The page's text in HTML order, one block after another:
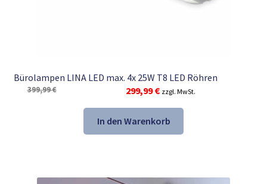
Bürolampen LINA LED max. 4x 25W T8 LED Röhren
399,99€
Ursprünglicher
Preis
war:
399,99 €
299,99€Aktueller
Preis
ist:
299,99 €.
zzgl. MwSt.
In den Warenkorb